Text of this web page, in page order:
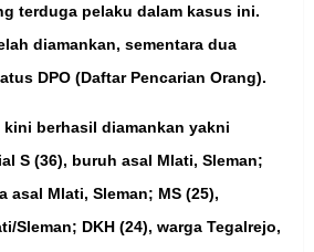
terduga pelaku dalam kasus ini.
diamankan, sementara dua
DPO (Daftar Pencarian Orang).
kini berhasil diamankan yakni
S (36), buruh asal Mlati, Sleman;
asal Mlati, Sleman; MS (25),
Sleman; DKH (24), warga Tegalrejo,